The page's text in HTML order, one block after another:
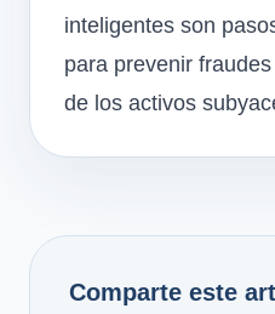
inteligentes son
para prevenir
de los activos
Comparte este